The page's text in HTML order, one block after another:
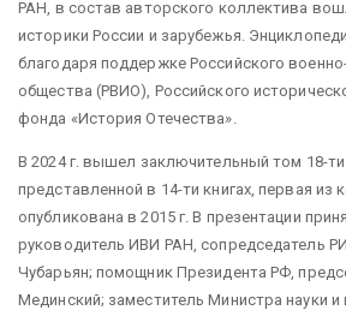
РАН, в состав авторского коллектива
историки России и зарубежья.
благодаря поддержке Российского
общества (РВИО), Российского
фонда «История Отечества».
В 2024 г. вышел заключительный том 18-
представленной в 14-ти книгах, первая из
опубликована в 2015 г. В презентации
руководитель ИВИ РАН, сопредседатель
Чубарьян; помощник Президента РФ,
Мединский; заместитель Министра науки